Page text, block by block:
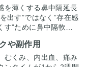
を薄くする鼻中隔延長
出す”ではなく”存在感
す”ために鼻中隔軟骨と
体的に整えています。
は削らずに延長させる
や副作用
むくみ、内出血、痛み